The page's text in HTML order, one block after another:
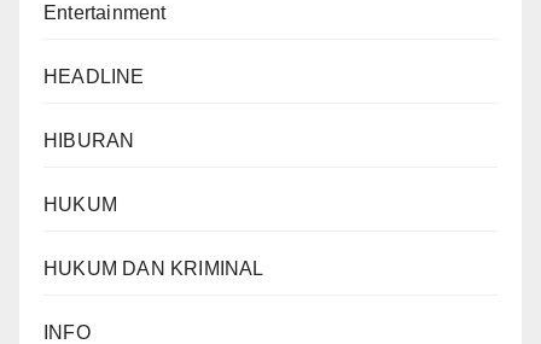
Entertainment
HEADLINE
HIBURAN
HUKUM
HUKUM DAN KRIMINAL
INFO